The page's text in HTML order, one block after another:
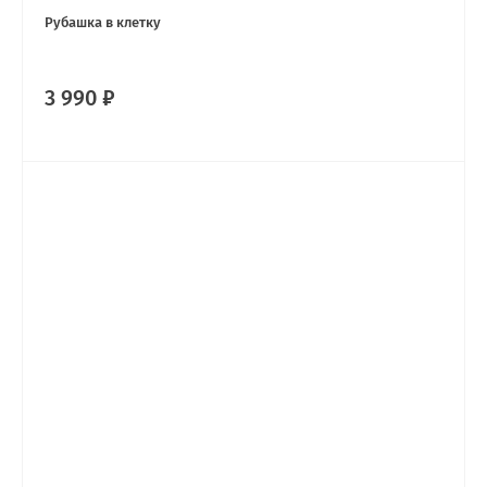
Рубашка в клетку
3 990 ₽